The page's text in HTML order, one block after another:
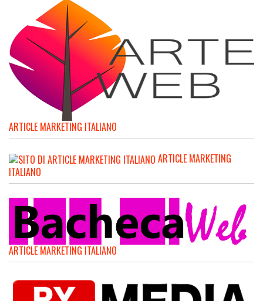
ARTICLE MARKETING ITALIANO
ARTICLE MARKETING
ITALIANO
ARTICLE MARKETING ITALIANO